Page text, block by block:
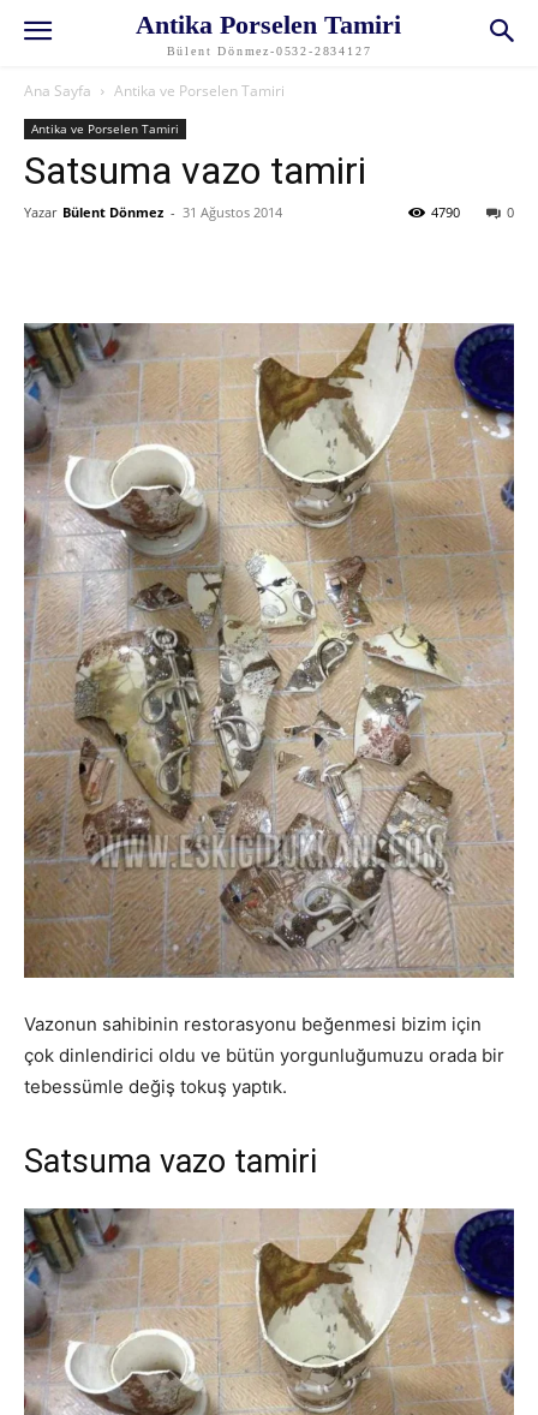
Antika Porselen Tamiri
Bülent Dönmez-0532-2834127
Ana Sayfa Antika ve Porselen Tamiri
Antika ve Porselen Tamiri
Satsuma vazo tamiri
Yazar Bülent Dönmez - 31 Ağustos 2014 0
4790
Vazonun sahibinin restorasyonu beğenmesi bizim için
çok dinlendirici oldu ve bütün yorgunluğumuzu orada bir
tebessümle değiş tokuş yaptık.
Satsuma vazo tamiri